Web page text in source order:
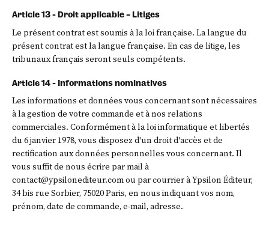
Article 13 - Droit applicable – Litiges
Le présent contrat est soumis à la loi française. La langue du
présent contrat est la langue française. En cas de litige, les
tribunaux français seront seuls compétents.
Article 14 - Informations nominatives
Les informations et données vous concernant sont nécessaires
à la gestion de votre commande et à nos relations
commerciales. Conformément à la loi informatique et libertés
du 6 janvier 1978, vous disposez d'un droit d'accès et de
rectification aux données personnelles vous concernant. Il
vous suffit de nous écrire par mail à
contact@ypsilonediteur.com ou par courrier à Ypsilon Éditeur,
34 bis rue Sorbier, 75020 Paris, en nous indiquant vos nom,
prénom, date de commande, e-mail, adresse.